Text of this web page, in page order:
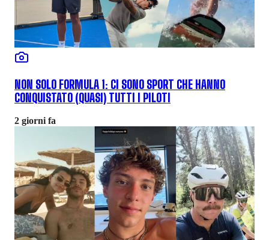
NON SOLO FORMULA 1: CI SONO SPORT CHE HANNO
CONQUISTATO (QUASI) TUTTI I PILOTI
2 giorni fa